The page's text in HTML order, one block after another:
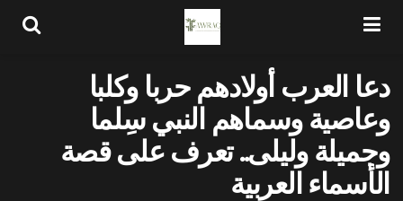
دعا العرب أولادهم حربا وكلبا
وعاصية وسماهم النبي سِلما
وجميلة وليلى.. تعرف على قصة
الأسماء العربية